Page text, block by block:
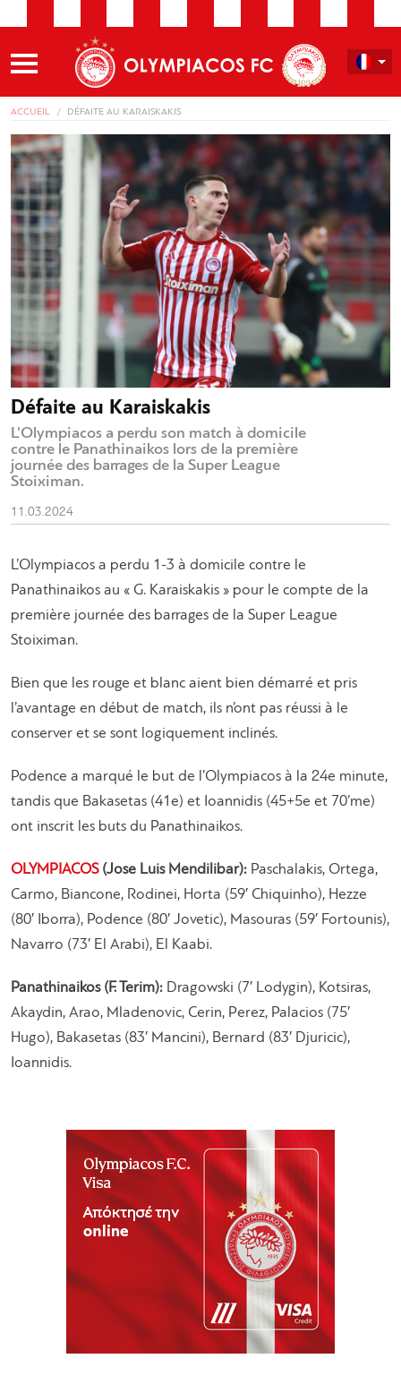
ACCUEIL DÉFAITE AU KARAISKAKIS
Défaite au Karaiskakis
L'Olympiacos a perdu son match à domicile
contre le Panathinaikos lors de la première
journée des barrages de la Super League
Stoiximan.
11.03.2024
L’Olympiacos a perdu 1-3 à domicile contre le
Panathinaikos au « G. Karaiskakis » pour le compte de la
première journée des barrages de la Super League
Stoiximan.
Bien que les rouge et blanc aient bien démarré et pris
l’avantage en début de match, ils n’ont pas réussi à le
conserver et se sont logiquement inclinés.
Podence a marqué le but de l’Olympiacos à la 24e minute,
tandis que Bakasetas (41e) et Ioannidis (45+5e et 70’me)
ont inscrit les buts du Panathinaikos.
OLYMPIACOS(Jose Luis Mendilibar): Paschalakis, Ortega,
Carmo, Biancone, Rodinei, Horta (59′ Chiquinho), Hezze
(80′ Iborra), Podence (80′ Jovetic), Masouras (59′ Fortounis),
Navarro (73′ El Arabi), El Kaabi.
Panathinaikos (F. Terim): Dragowski (7′ Lodygin), Kotsiras,
Akaydin, Arao, Mladenovic, Cerin, Perez, Palacios (75′
Hugo), Bakasetas (83′ Mancini), Bernard (83′ Djuricic),
Ioannidis.